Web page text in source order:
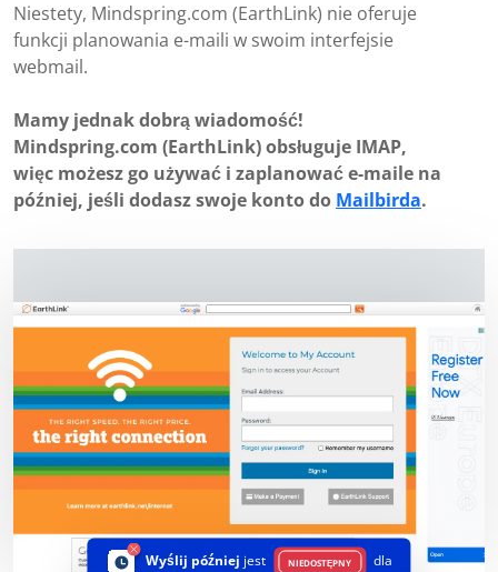
Niestety, Mindspring.com (EarthLink) nie oferuje
funkcji planowania e-maili w swoim interfejsie
webmail.
Mamy jednak dobrą wiadomość!
Mindspring.com (EarthLink) obsługuje IMAP,
więc możesz go używać i zaplanować e-maile na
później, jeśli dodasz swoje konto do Mailbirda.
Wyślij później jest NIEDOSTĘPNY
dla